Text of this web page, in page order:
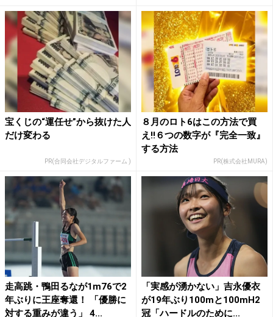
宝くじの“運任せ”から抜けた人
だけ変わる
PR(合同会社デジタルファーム )
８月のロト6はこの方法で買
え!!６つの数字が『完全一致』
する方法
PR(株式会社MURA)
走高跳・鴨田るなが1m76で2
年ぶりに王座奪還！ 「優勝に
対する重みが違う」 4...
「実感が湧かない」吉永優衣
が19年ぶり100mと100mH2
冠「ハードルのために...